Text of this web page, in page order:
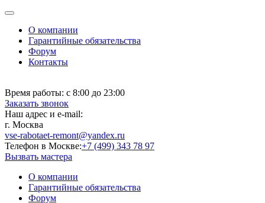
О компании
Гарантийные обязательства
Форум
Контакты
Время работы: с 8:00 до 23:00
Заказать звонок
Наш адрес и e-mail:
г. Москва
vse-rabotaet-remont@yandex.ru
Телефон в Москве:+7 (499) 343 78 97
Вызвать мастера
О компании
Гарантийные обязательства
Форум